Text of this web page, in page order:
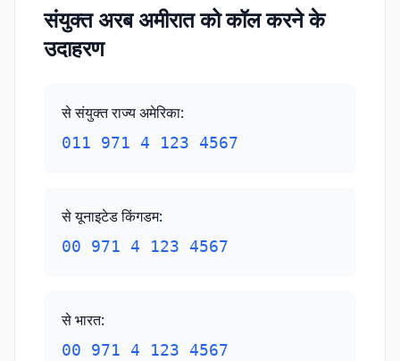
संयुक्त अरब अमीरात को कॉल करने के
उदाहरण
से संयुक्त राज्य अमेरिका:
011 971 4 123 4567
से यूनाइटेड किंगडम:
00 971 4 123 4567
से भारत:
00 971 4 123 4567